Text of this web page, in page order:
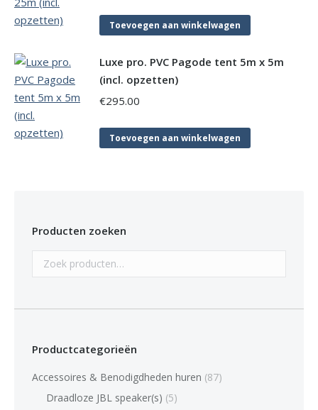
Toevoegen aan winkelwagen
Luxe pro. PVC Pagode tent 5m x 5m
(incl. opzetten)
€295.00
Toevoegen aan winkelwagen
Producten zoeken
Productcategorieën
Accessoires & Benodigdheden huren (87)
Draadloze JBL speaker(s) (5)